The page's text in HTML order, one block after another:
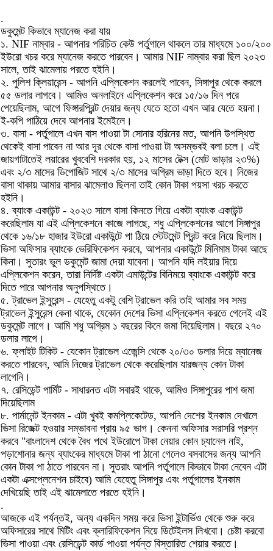
.
ডকুমেন্ট কিভাবে ম্যানেজ করা যায়
১. NIF নাম্বার - আপনার পরিচিত কেউ পর্তুগালে থাকলে তার মাধ্যমে ১০০/২০০
ইউরো খচর করে ম্যানেজ করতে পারবেন। আমার NIF নাম্বার করা ছিল ২০২৩
সালে, তাই ঝামেলায় পরতে হইনি।
২. পুলিশ ক্লিয়ারেন্স - আপনি এপ্লিকেশন করলেই পাবেন, সিঙ্গাপুর থেকে করলে
৫৫ ডলার লাগবে। আমিও অনলাইনে এপ্লিকেশন করে ১৫/১৬ দিন পরে
পেয়েছিলাম, আগে ফিঙ্গারপ্রিন্ট দেয়ার জন্য যেতে হতো এখন আর যেতে হয়না।
ই-কপি পাঠিয়ে দেবে আপনার ইমেইলে।
৩. বাসা - পর্তুগালে এখন বাস পাওয়া টা সোনার হরিনের মত, আপনি উপস্থিত
থেকেই বাসা পাবেন না আর দূর থেকে বাসা পাওয়া টা অসম্ভবই বলা চলে। এই
জায়গাটাতেই লয়ারের খুববেশি দরকার হয়, ১২ মাসের টেক্স (মোট ভাড়ার ২৩%)
এবং ২/৩ মাসের ডিপোজিট সাথে ২/৩ মাসের অগ্রিম ভাড়া দিতে হবে। নিজের
বাসা থাকায় আমার বাসার ঝামেলাও ছিলনা তাই কোন টাকা পয়সা খরচ করতে
হইনি।
৪. ব্যাংক একাউন্ট - ২০২৩ সালে বাসা কিনতে গিয়ে একটা ব্যাংক একাউন্ট
করেছিলাম যা এই এপ্লিকেশনে কাজে লাগছে, শধু এপ্লিকেশনের আগে সিঙ্গাপুর
থেকে ১৬/১৮ হাজার ইউরো একাউন্টে পা ঠিয়ে স্টেটমেন্ট প্রিন্ট করে নিয়ে ছিলাম।
ভিসা অফিসার ব্যাংকে ভেরিফিকেশন করবে, আপনার একাউন্টে মিনিমাম টাকা আছে
কিনা। সুতারং ভুল ডকুমেন্ট জামা দেয়া যাবেনা। আপনি যদি লইয়ার দিয়ে
এপ্লিকেশন করেন, তারা নির্দিষ্ট একটা এমাউন্টের বিনিময়ে ব্যাংকে একাউন্ট করে
দিতে পারে আপনার অনুপস্থিতে।
৫. ট্রাভেল ইন্সুরেন্স - যেহেতু একটু বেশি ট্রাভেল করি তাই আমার সব সময়
ট্রাভেল ইন্সুরেন্স কেনা থাকে, যেকোন দেশের ভিসা এপ্লিকেশন করতে গেলেই এই
ডকুমেন্ট লাগে। আমি শধু অগ্রিম ১ বছরের কিনে জমা দিয়েছিলাম। বছরে ২৭০
ডলার লাগে।
৬. ফ্লাইট টিকিট - যেকোন ট্রাভেল এজেন্সি থেকে ২০/৩০ ডলার দিয়ে ম্যানেজ
করতে পারবেন, আমি নিজের ট্রাভেল থেকে করেছিলাম যারজন্য কোন টাকা
লাগেনি।
৭. রেসিডেন্ট পার্মিট - সাধারনত এটা সবারই থাকে, আমিও সিঙ্গাপুরের পাশ জমা
দিয়েছিলাম
৮. পার্মানেন্ট ইনকাম - এটা খুবই কমপ্লিকেটেড, আপনি দেশের ইনকাম দেখালে
ভিসা রিজেক্ট হওয়ার সম্ভাবনা প্রায় ৯৫ ভাগ। কেননা অফিসার সরাসরি প্রশ্ন
করবে "বাংলাদেশ থেকে বৈধ পথে ইউরোপে টাকা নেয়ার কোন চ্যানেল নাই,
পড়াশোনার জন্য ব্যাংকের মাধ্যমে টাকা পা ঠানো গেলেও বসবাসের জন্য আপনি
কোন টাকা পা ঠাতে পারবেন না। সুতরাং আপনি পর্তুগালে কিভাবে টাকা নেবেন এটা
একটা এক্সপ্লেনেশন চাইবে) আমি যেহেতু সিঙ্গাপুর এবং পর্তুগালের ইনকাম
দেখিয়েছি তাই এই ঝামেলাতে পরতে হইনি।
.
আজকে এই পর্যন্তই, অন্য একদিন সময় করে ভিসা ইন্টার্ভিও থেকে শুরু করে
অফিসারের সাথে মিটিং এবং ক্লারিফিকেশন নিয়ে ডিটেইলস লিখবো। চেষ্টা করবো
ভিসা পাওয়া এবং রেসিডেন্ট কার্ড পাওয়া পর্যন্ত বিস্তারিত শেয়ার করতে।